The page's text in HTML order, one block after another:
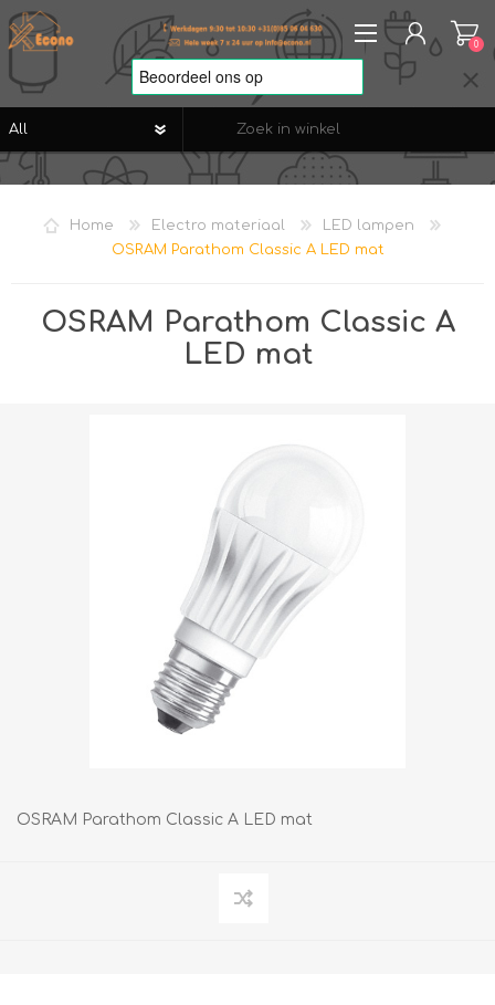
REGISTREREN
VERLANGLIJST
0
Home Electro materiaal
LED lampen
OSRAM Parathom Classic A LED mat
OSRAM Parathom Classic A
LED mat
OSRAM Parathom Classic A LED mat